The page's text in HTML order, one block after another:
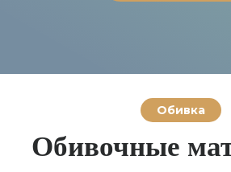
Обивка
Обивочные